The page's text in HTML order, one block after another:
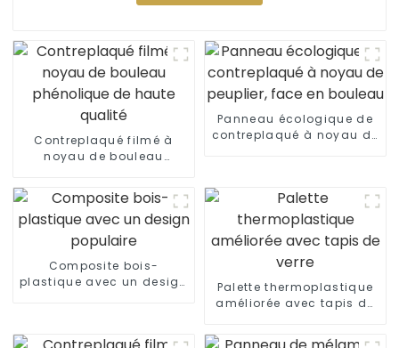
Contreplaqué filmé à
noyau de bouleau
Panneau écologique de
contreplaqué à noyau de
Composite bois-
plastique avec un design
Palette thermoplastique
améliorée avec tapis de